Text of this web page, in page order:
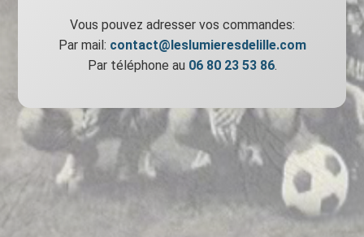
Vous pouvez adresser vos commandes:
Par mail: contact@leslumieresdelille.com
Par téléphone au 06 80 23 53 86.